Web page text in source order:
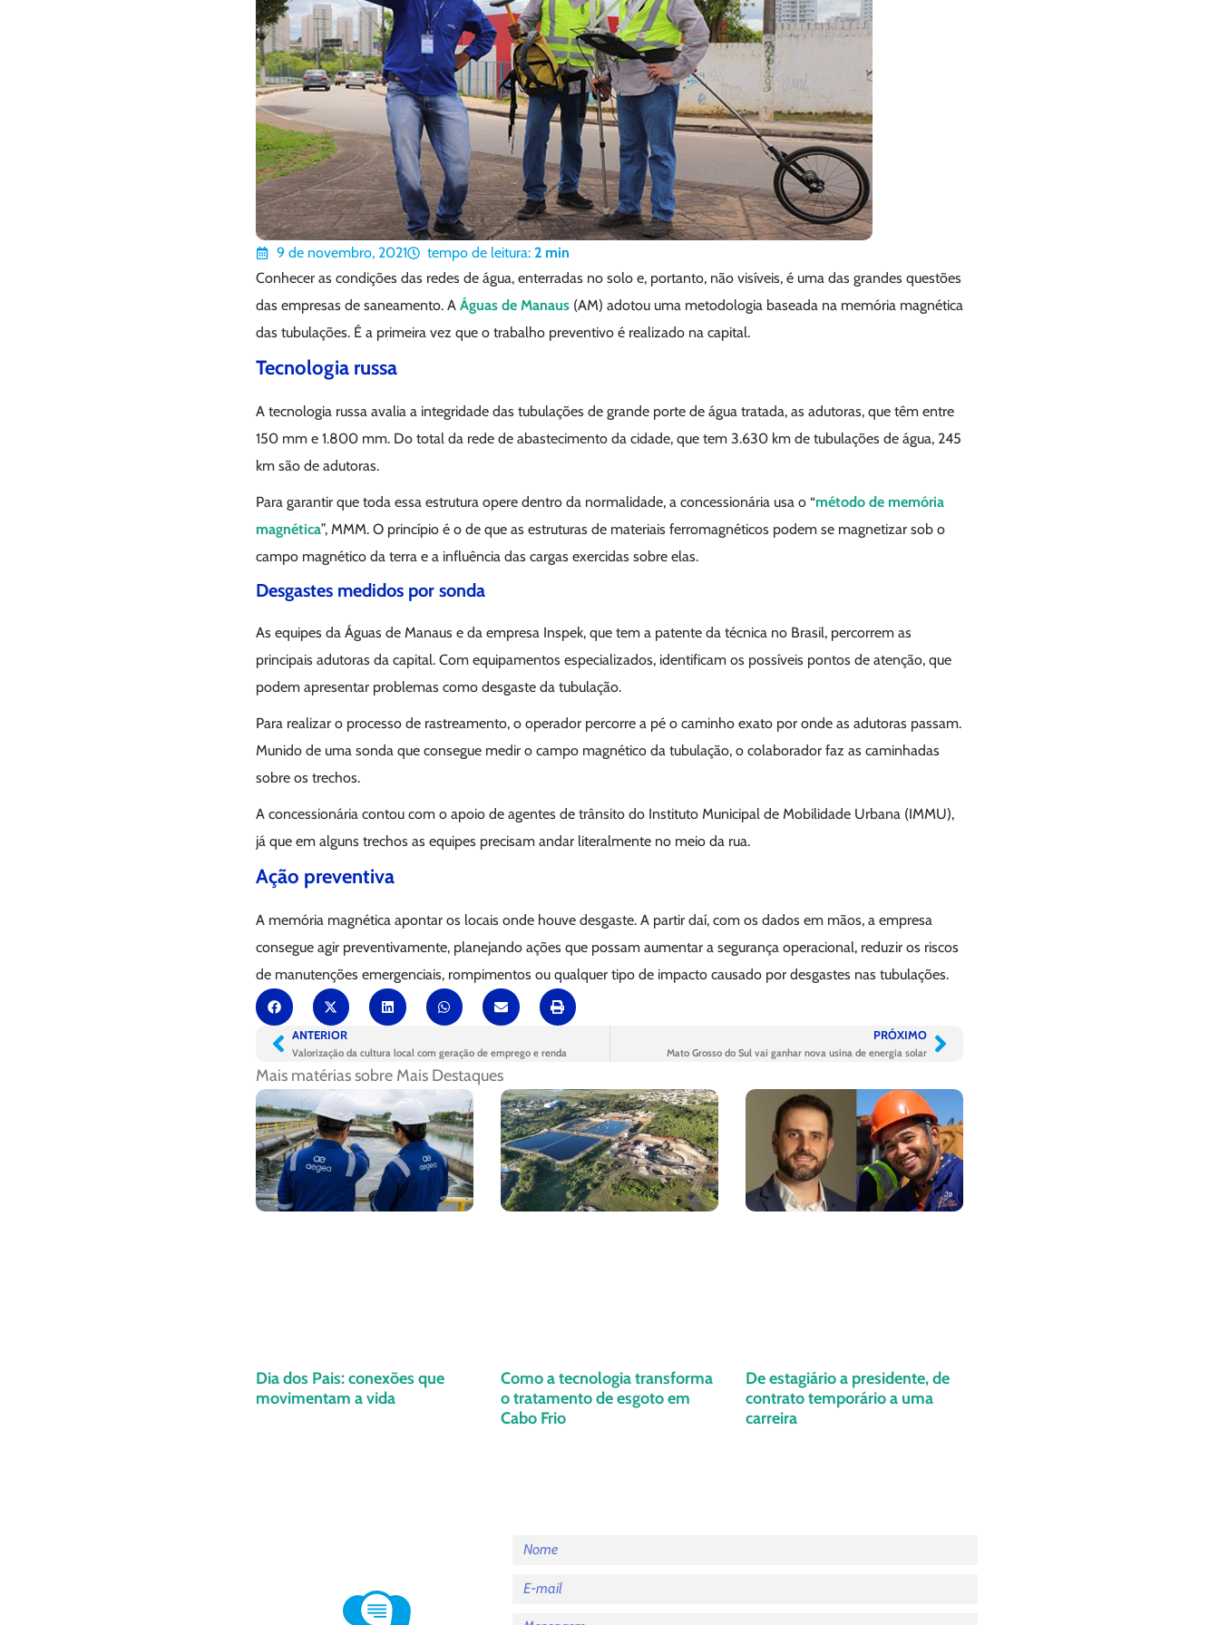
9 de novembro, 2021 tempo de leitura: 2 min
Conhecer as condições das redes de água, enterradas no solo e, portanto, não visíveis, é uma das grandes questões
das empresas de saneamento. A Águas de Manaus (AM) adotou uma metodologia baseada na memória magnética
das tubulações. É a primeira vez que o trabalho preventivo é realizado na capital.
Tecnologia russa
A tecnologia russa avalia a integridade das tubulações de grande porte de água tratada, as adutoras, que têm entre
150 mm e 1.800 mm. Do total da rede de abastecimento da cidade, que tem 3.630 km de tubulações de água, 245
km são de adutoras.
Para garantir que toda essa estrutura opere dentro da normalidade, a concessionária usa o “método de memória
magnética”, MMM. O princípio é o de que as estruturas de materiais ferromagnéticos podem se magnetizar sob o
campo magnético da terra e a influência das cargas exercidas sobre elas.
Desgastes medidos por sonda
As equipes da Águas de Manaus e da empresa Inspek, que tem a patente da técnica no Brasil, percorrem as
principais adutoras da capital. Com equipamentos especializados, identificam os possíveis pontos de atenção, que
podem apresentar problemas como desgaste da tubulação.
Para realizar o processo de rastreamento, o operador percorre a pé o caminho exato por onde as adutoras passam.
Munido de uma sonda que consegue medir o campo magnético da tubulação, o colaborador faz as caminhadas
sobre os trechos.
A concessionária contou com o apoio de agentes de trânsito do Instituto Municipal de Mobilidade Urbana (IMMU),
já que em alguns trechos as equipes precisam andar literalmente no meio da rua.
Ação preventiva
A memória magnética apontar os locais onde houve desgaste. A partir daí, com os dados em mãos, a empresa
consegue agir preventivamente, planejando ações que possam aumentar a segurança operacional, reduzir os riscos
de manutenções emergenciais, rompimentos ou qualquer tipo de impacto causado por desgastes nas tubulações.
ANTERIOR
Valorização da cultura local com geração de emprego e renda
PRÓXIMO
Mato Grosso do Sul vai ganhar nova usina de energia solar
Mais matérias sobre Mais Destaques
Dia dos Pais: conexões que
movimentam a vida
Como a tecnologia transforma
o tratamento de esgoto em
Cabo Frio
De estagiário a presidente, de
contrato temporário a uma
carreira